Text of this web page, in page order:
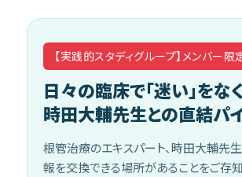
【実践的スタディグループ】メンバー
日々の臨床で「迷い」をなく
時田大輔先生との直結パ
根管治療のエキスパート、時田大輔先
報を交換できる場所があることをご存